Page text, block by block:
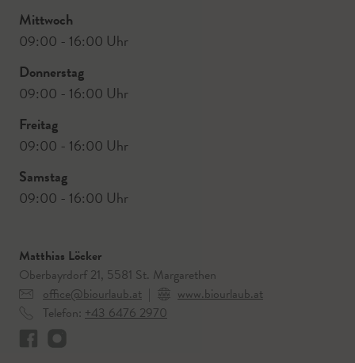
Mittwoch
09:00 - 16:00 Uhr
Donnerstag
09:00 - 16:00 Uhr
Freitag
09:00 - 16:00 Uhr
Samstag
09:00 - 16:00 Uhr
Matthias Löcker
Oberbayrdorf 21, 5581 St. Margarethen
office@biourlaub.at |
www.biourlaub.at
Telefon: +43 6476 2970